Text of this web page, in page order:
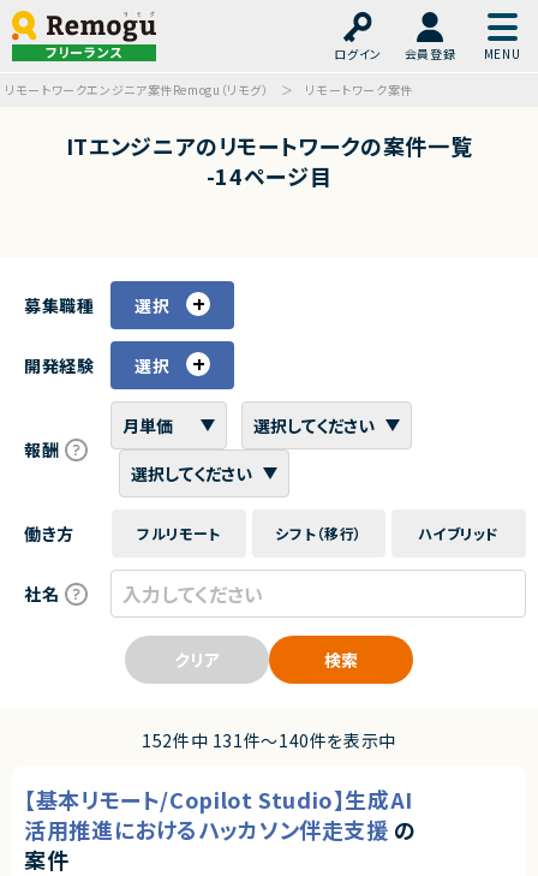
フリーランス ログイン
会員登録
リモートワークエンジニア案件Remogu（リモグ）
リモートワーク案件
ITエンジニアのリモートワークの案件一覧
-14ページ目
募集職種 選択
開発経験 選択
報酬
働き方 フルリモート シフト（移行） ハイブリッド
社名
クリア 検索
152件中 131件〜140件を表示中
【基本リモート/Copilot Studio】生成AI
活用推進におけるハッカソン伴走支援 の
案件